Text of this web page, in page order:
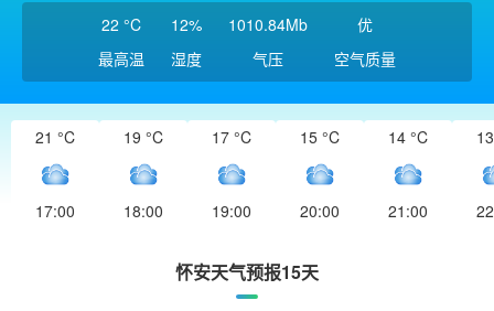
22 °C
最高温
12%
湿度
1010.84Mb
气压
优
空气质量
21 °C
17:00
19 °C
18:00
17 °C
19:00
15 °C
20:00
14 °C
21:00
怀安天气预报15天